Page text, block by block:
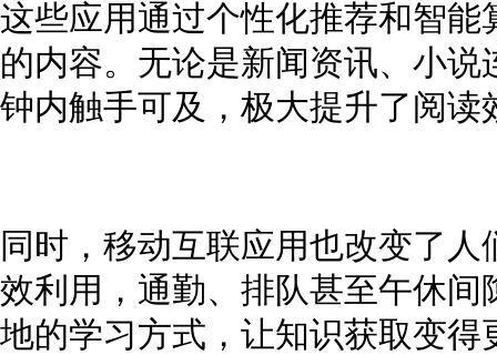
这些应用通过个性化推荐和智
的内容。无论是新闻资讯、小
钟内触手可及，极大提升了阅读
同时，移动互联应用也改变了
效利用，通勤、排队甚至午休
地的学习方式，让知识获取变得